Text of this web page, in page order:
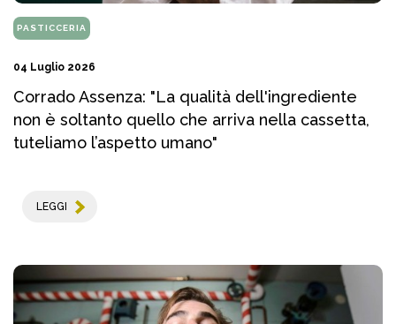
PASTICCERIA
04 Luglio 2026
Corrado Assenza: "La qualità dell'ingrediente
non è soltanto quello che arriva nella cassetta,
tuteliamo l’aspetto umano"
LEGGI